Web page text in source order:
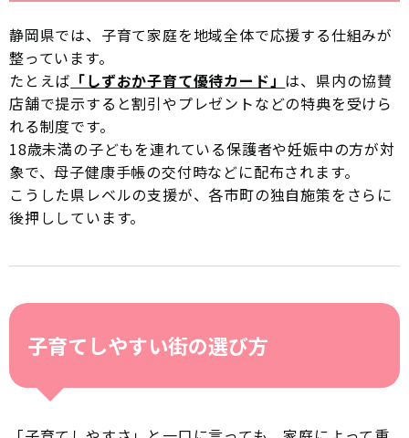
静岡県では、子育て家庭を地域全体で応援する仕組みが
整っています。
たとえば 「しずおか子育て優待カード」 は、県内の協賛
店舗で提示すると割引やプレゼントなどの特典を受けら
れる制度です。
18歳未満の子どもを連れている保護者や妊娠中の方が対
象で、母子健康手帳の交付時などに配布されます。
こうした県レベルの支援が、各市町の独自施策をさらに
後押ししています。
子育てしやすい街の選び方